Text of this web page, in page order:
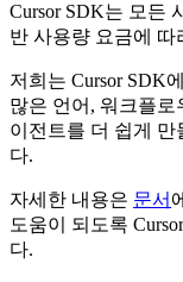
Cursor SDK는 모든
반 사용량 요금에 따
저희는 Cursor SDK
많은 언어, 워크플로
이전트를 더 쉽게 만
다.
자세한 내용은 문서
도움이 되도록
다.